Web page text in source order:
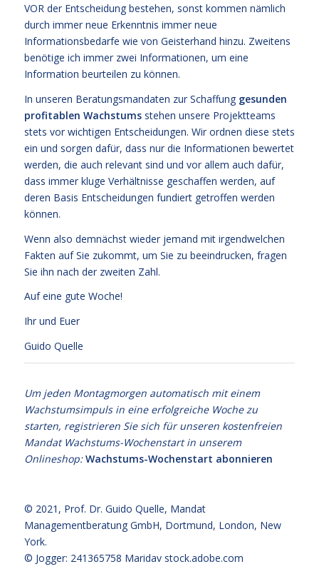
VOR der Entscheidung bestehen, sonst kommen nämlich
durch immer neue Erkenntnis immer neue
Informationsbedarfe wie von Geisterhand hinzu. Zweitens
benötige ich immer zwei Informationen, um eine
Information beurteilen zu können.
In unseren Beratungsmandaten zur Schaffung gesunden
profitablen Wachstumsstehen unsere Projektteams
stets vor wichtigen Entscheidungen. Wir ordnen diese stets
ein und sorgen dafür, dass nur die Informationen bewertet
werden, die auch relevant sind und vor allem auch dafür,
dass immer kluge Verhältnisse geschaffen werden, auf
deren Basis Entscheidungen fundiert getroffen werden
können.
Wenn also demnächst wieder jemand mit irgendwelchen
Fakten auf Sie zukommt, um Sie zu beeindrucken, fragen
Sie ihn nach der zweiten Zahl.
Auf eine gute Woche!
Ihr und Euer
Guido Quelle
Um jeden Montagmorgen automatisch mit einem
Wachstumsimpuls in eine erfolgreiche Woche zu
starten, registrieren Sie sich für unseren kostenfreien
Mandat Wachstums-Wochenstart in unserem
Onlineshop:Wachstums-Wochenstart abonnieren
© 2021, Prof. Dr. Guido Quelle, Mandat
Managementberatung GmbH, Dortmund, London, New
York.
© Jogger: 241365758 Maridav stock.adobe.com